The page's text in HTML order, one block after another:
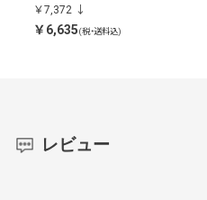
￥7,372
￥6,635(税・送料込)
レビュー